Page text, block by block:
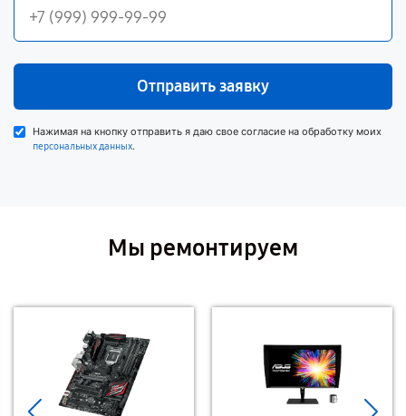
Отправить заявку
Нажимая на кнопку отправить я даю свое согласие на обработку моих
персональных данных.
Мы ремонтируем